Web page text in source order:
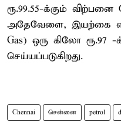
ரூ.99.55-க்கும் விற்பனை
அதேவேளை, இயற்கை
Gas) ஒரு கிலோ ரூ.97
செய்யப்படுகிறது.
Chennai சென்னை petrol